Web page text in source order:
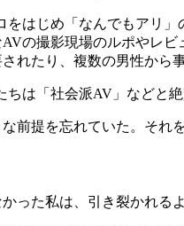
はじめ「なんでもアリ
の撮影現場のルポやレ
れたり、複数の男性から
は「社会派AV」などと
前提を忘れていた。それ
った私は、引き裂かれる